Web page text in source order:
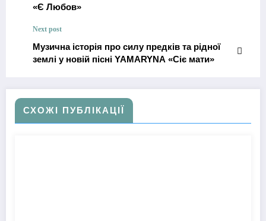
«Є Любов»
Next post
Музична історія про силу предків та рідної
землі у новій пісні YAMARYNA «Сіє мати»
СХОЖІ ПУБЛІКАЦІЇ